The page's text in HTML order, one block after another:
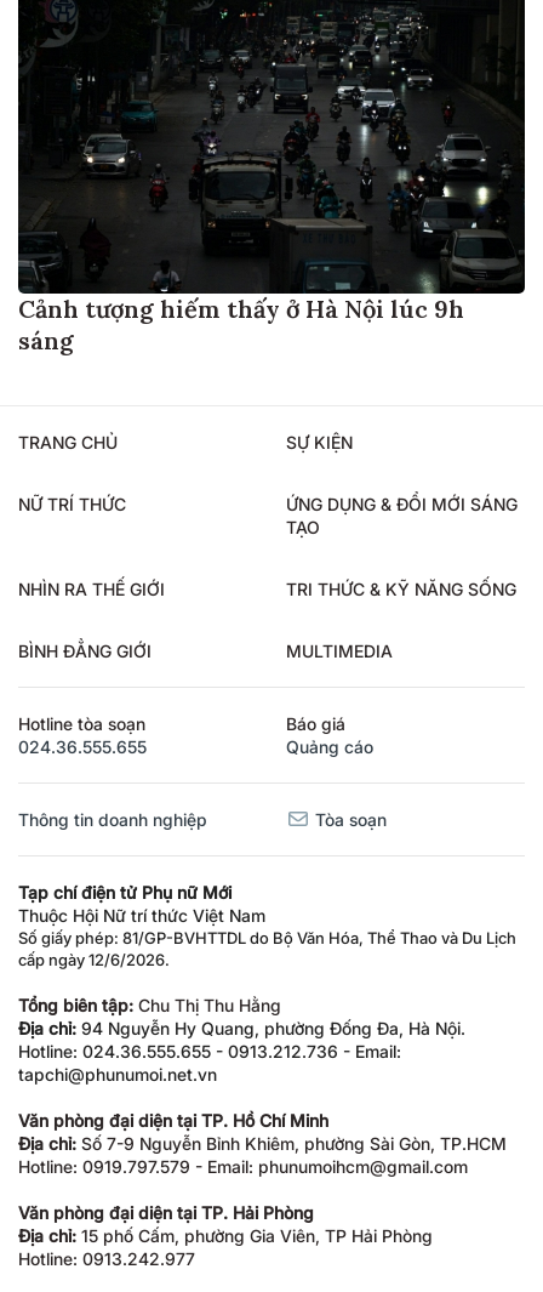
Cảnh tượng hiếm thấy ở Hà Nội lúc 9h
sáng
TRANG CHỦ SỰ KIỆN
NỮ TRÍ THỨC
ỨNG DỤNG & ĐỔI MỚI SÁNG
TẠO
NHÌN RA THẾ GIỚI TRI THỨC & KỸ NĂNG SỐNG
BÌNH ĐẲNG GIỚI MULTIMEDIA
Hotline tòa soạn
024.36.555.655
Báo giá
Quảng cáo
Thông tin doanh nghiệp Tòa soạn
Tạp chí điện tử Phụ nữ Mới
Thuộc Hội Nữ trí thức Việt Nam
Số giấy phép: 81/GP-BVHTTDL do Bộ Văn Hóa, Thể Thao và Du Lịch
cấp ngày 12/6/2026.
Tổng biên tập: Chu Thị Thu Hằng
Địa chỉ: 94 Nguyễn Hy Quang, phường Đống Đa, Hà Nội.
Hotline: 024.36.555.655 - 0913.212.736 - Email:
tapchi@phunumoi.net.vn
Văn phòng đại diện tại TP. Hồ Chí Minh
Địa chỉ: Số 7-9 Nguyễn Bỉnh Khiêm, phường Sài Gòn, TP.HCM
Hotline: 0919.797.579 - Email: phunumoihcm@gmail.com
Văn phòng đại diện tại TP. Hải Phòng
Địa chỉ: 15 phố Cấm, phường Gia Viên, TP Hải Phòng
Hotline: 0913.242.977